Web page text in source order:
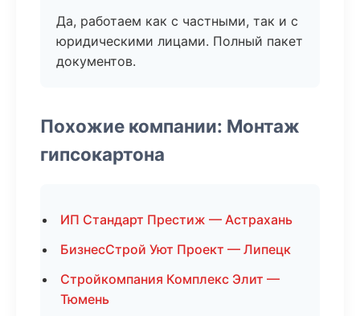
Да, работаем как с частными, так и с
юридическими лицами. Полный пакет
документов.
Похожие компании: Монтаж
гипсокартона
ИП Стандарт Престиж — Астрахань
БизнесСтрой Уют Проект — Липецк
Стройкомпания Комплекс Элит —
Тюмень